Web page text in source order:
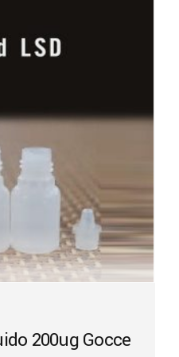
200ug Gocce